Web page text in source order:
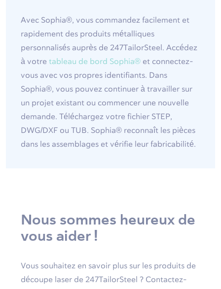
Avec Sophia®, vous commandez facilement et
rapidement des produits métalliques
personnalisés auprès de 247TailorSteel. Accédez
à votre tableau de bord Sophia® et connectez-
vous avec vos propres identifiants. Dans
Sophia®, vous pouvez continuer à travailler sur
un projet existant ou commencer une nouvelle
demande. Téléchargez votre fichier STEP,
DWG/DXF ou TUB. Sophia® reconnaît les pièces
dans les assemblages et vérifie leur fabricabilité.
Nous sommes heureux de
vous aider !
Vous souhaitez en savoir plus sur les produits de
découpe laser de 247TailorSteel ? Contactez-